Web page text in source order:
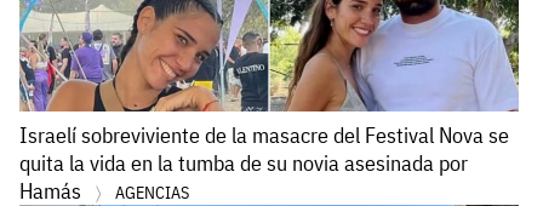
Israelí sobreviviente de la masacre del Festival Nova se
quita la vida en la tumba de su novia asesinada por
Hamás
AGENCIAS